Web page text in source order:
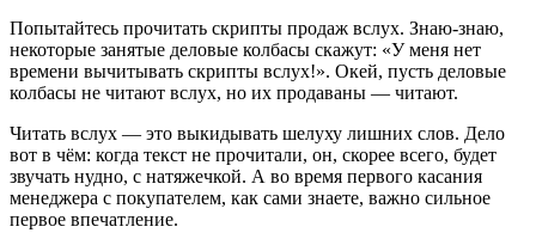
Попытайтесь прочитать скрипты продаж вслух. Знаю-знаю,
некоторые занятые деловые колбасы скажут: «У меня нет
времени вычитывать скрипты вслух!». Окей, пусть деловые
колбасы не читают вслух, но их продаваны — читают.
Читать вслух — это выкидывать шелуху лишних слов. Дело
вот в чём: когда текст не прочитали, он, скорее всего, будет
звучать нудно, с натяжечкой. А во время первого касания
менеджера с покупателем, как сами знаете, важно сильное
первое впечатление.